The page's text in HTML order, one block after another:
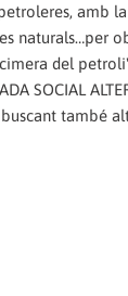
amb
naturals…per
del
SOCIAL
també